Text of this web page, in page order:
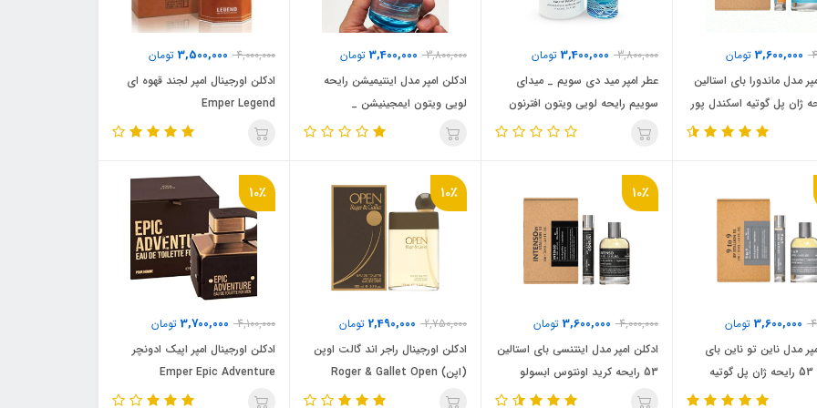
3,600,000 تومان
مدل ماندورا بای استالین
ژان پل گوتیه اسکندل پور
هوم _ اسکندال مردانه (Emper
Paul Gaultier
3,800,000
3,400,000 تومان
عطر امپر مید دی سویم _ میدای
سوییم رایحه لویی ویتون افترنون
سوییم ( Emper Midday Swim)
3,800,000
3,400,000 تومان
ادکلن امپر مدل اینتیمیشن رایحه
لویی ویتون ایمجینیشن _
ایمجنیشن ( Emper Intimation)
4,000,000
3,500,000 تومان
ادکلن اورجینال امپر لجند قهوه ای
Emper Legend
3,600,000 تومان
مدل ناین تو ناین بای
استالین 53 رایحه ژان پل گوتیه
اولترا میل( emper 9 to 9 by
10٪
4,000,000
3,600,000 تومان
ادکلن امپر مدل اینتنسی بای استالین
53 رایحه کرید اونتوس ابسولو
(intensi by stallion 53 )Creed
10٪
2,750,000
2,490,000 تومان
ادکلن اورجینال راجر اند گالت اوپن
(اپن) Roger & Gallet Open
10٪
4,100,000
3,700,000 تومان
ادکلن اورجینال امپر اپیک ادونچر
Emper Epic Adventure